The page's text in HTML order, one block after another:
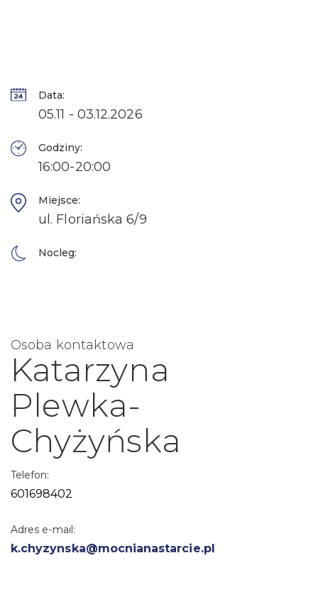
Data:
05.11 - 03.12.2026
Godziny:
16:00-20:00
Miejsce:
ul. Floriańska 6/9
Nocleg:
Osoba kontaktowa
Katarzyna
Plewka-
Chyżyńska
Telefon:
601698402
Adres e-mail:
k.chyzynska@mocnianastarcie.pl